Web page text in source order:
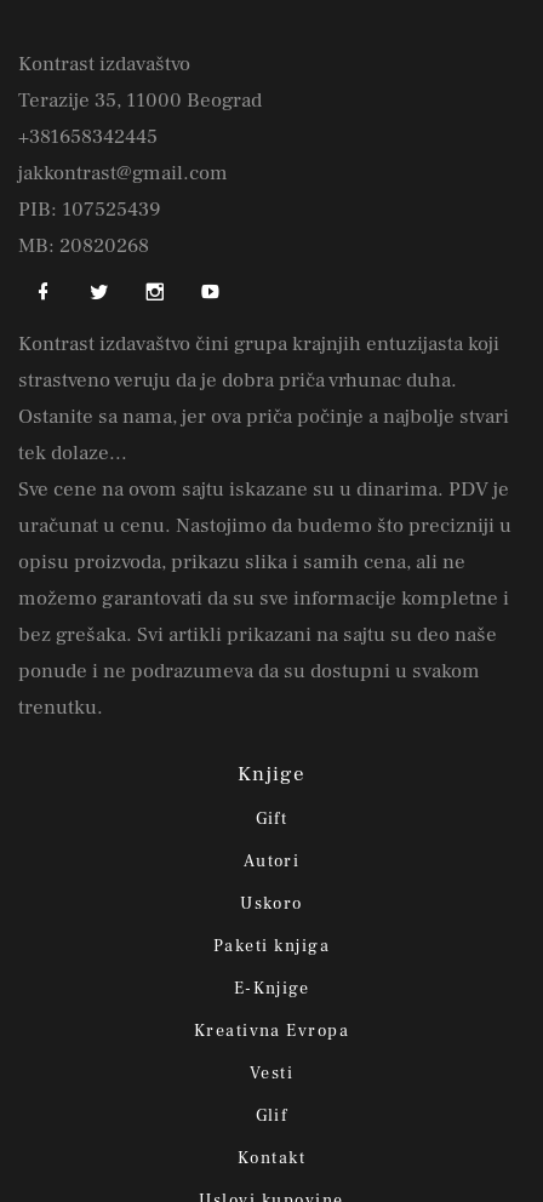
Kontrast izdavaštvo
Terazije 35, 11000 Beograd
+381658342445
jakkontrast@gmail.com
PIB: 107525439
MB: 20820268
Kontrast izdavaštvo čini grupa krajnjih entuzijasta koji
strastveno veruju da je dobra priča vrhunac duha.
Ostanite sa nama, jer ova priča počinje a najbolje stvari
tek dolaze...
Sve cene na ovom sajtu iskazane su u dinarima. PDV je
uračunat u cenu. Nastojimo da budemo što precizniji u
opisu proizvoda, prikazu slika i samih cena, ali ne
možemo garantovati da su sve informacije kompletne i
bez grešaka. Svi artikli prikazani na sajtu su deo naše
ponude i ne podrazumeva da su dostupni u svakom
trenutku.
Knjige
Gift
Autori
Uskoro
Paketi knjiga
E-Knjige
Kreativna Evropa
Vesti
Glif
Kontakt